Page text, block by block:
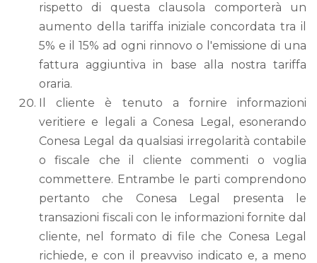
rispetto di questa clausola comporterà un
aumento della tariffa iniziale concordata tra il
5% e il 15% ad ogni rinnovo o l'emissione di una
fattura aggiuntiva in base alla nostra tariffa
oraria.
Il cliente è tenuto a fornire informazioni
veritiere e legali a Conesa Legal, esonerando
Conesa Legal da qualsiasi irregolarità contabile
o fiscale che il cliente commenti o voglia
commettere. Entrambe le parti comprendono
pertanto che Conesa Legal presenta le
transazioni fiscali con le informazioni fornite dal
cliente, nel formato di file che Conesa Legal
richiede, e con il preavviso indicato e, a meno